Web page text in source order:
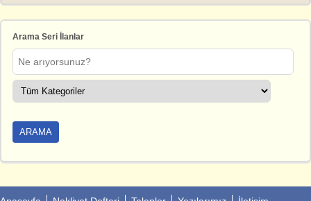
Arama Seri İlanlar